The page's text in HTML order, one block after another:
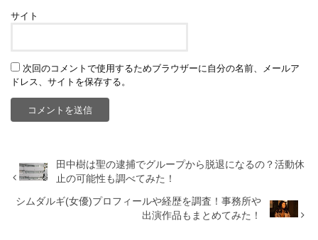
サイト
次回のコメントで使用するためブラウザーに自分の名前、メールア
ドレス、サイトを保存する。
田中樹は聖の逮捕でグループから脱退になるの？活動休
止の可能性も調べてみた！
シムダルギ(女優)プロフィールや経歴を調査！事務所や
出演作品もまとめてみた！